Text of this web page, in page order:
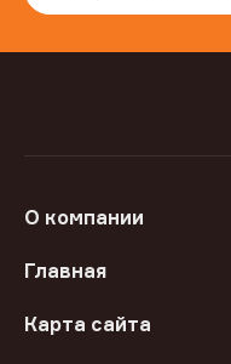
О компании
Главная
Карта сайта